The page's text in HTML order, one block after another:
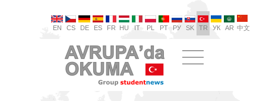
EN CS DE ES FR HU IT PL PT РУ SK TR УК AR 中文